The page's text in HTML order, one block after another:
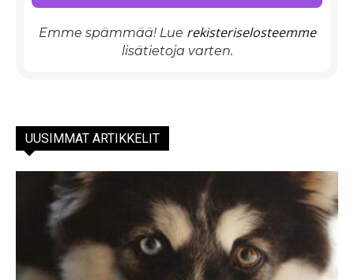
Emme spämmää! Lue rekisteriselosteemme
lisätietoja varten.
UUSIMMAT ARTIKKELIT